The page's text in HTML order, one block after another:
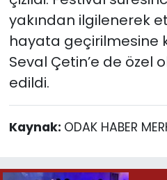
yakından ilgilenerek
hayata geçirilmesine
Seval Çetin’e de özel
edildi.
Kaynak: ODAK HABER